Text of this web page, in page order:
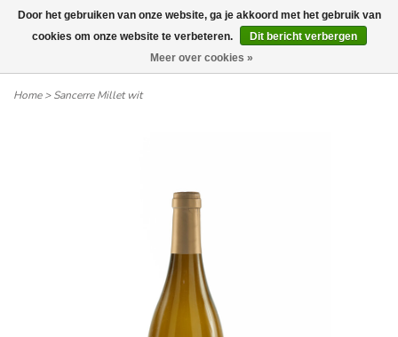
Wij leveren tot aan uw deur. Afhalen is mogelijk.
Home>Sancerre Millet wit
Door het gebruiken van onze website, ga je akkoord met het gebruik van
cookies om onze website te verbeteren.
Dit bericht verbergen
Meer over cookies »